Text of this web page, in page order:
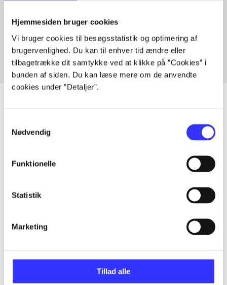
Hjemmesiden bruger cookies
Vi bruger cookies til besøgsstatistik og optimering af
brugervenlighed. Du kan til enhver tid ændre eller
tilbagetrække dit samtykke ved at klikke på ”Cookies” i
bunden af siden. Du kan læse mere om de anvendte
cookies under ”Detaljer”.
Nødvendig
Funktionelle
Statistik
Marketing
Tillad alle
Artikler med samme emner
Artikler